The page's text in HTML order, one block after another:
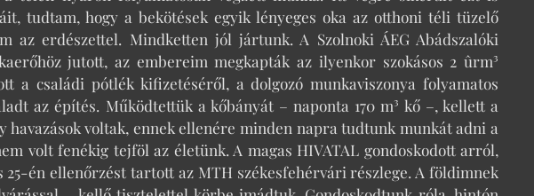
tudtam, hogy a bekötések egyik lényeges oka az otthoni téli tüzelő
az erdészettel. Mindketten jól jártunk. A Szolnoki ÁEG Abádszalóki
jutott, az embereim megkapták az ilyenkor szokásos 2 ûrm³
a családi pótlék kifizetéséről, a dolgozó munkaviszonya folyamatos
az építés. Működtettük a kőbányát – naponta 170 m³ kő –, kellett a
havazások voltak, ennek ellenére minden napra tudtunk munkát adni a
volt fenékig tejföl az életünk. A magas HIVATAL gondoskodott arról,
25-én ellenőrzést tartott az MTH székesfehérvári részlege. A földimnek